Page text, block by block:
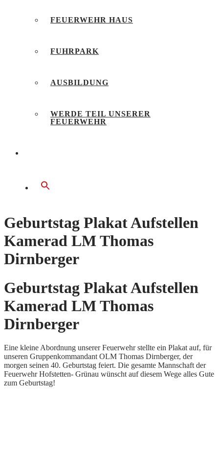
FEUERWEHR HAUS
FUHRPARK
AUSBILDUNG
WERDE TEIL UNSERER
FEUERWEHR
Geburtstag Plakat Aufstellen
Kamerad LM Thomas
Dirnberger
Geburtstag Plakat Aufstellen
Kamerad LM Thomas
Dirnberger
Eine kleine Abordnung unserer Feuerwehr stellte ein Plakat auf, für
unseren Gruppenkommandant OLM Thomas Dirnberger, der
morgen seinen 40. Geburtstag feiert. Die gesamte Mannschaft der
Feuerwehr Hofstetten- Grünau wünscht auf diesem Wege alles Gute
zum Geburtstag!